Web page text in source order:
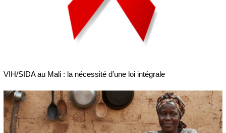
VIH/SIDA au Mali : la nécessité d’une loi intégrale